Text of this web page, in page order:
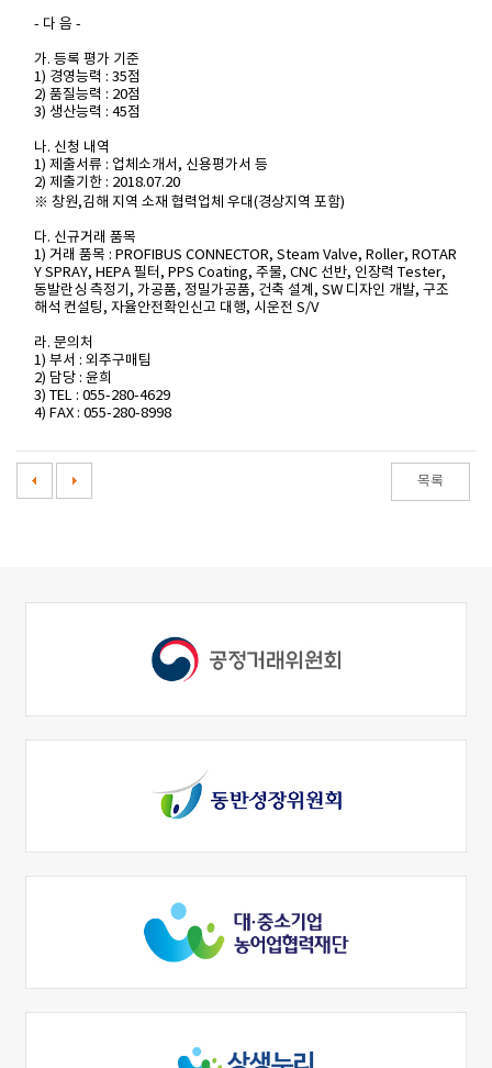
- 다 음 -
가. 등록 평가 기준
1) 경영능력 : 35점
2) 품질능력 : 20점
3) 생산능력 : 45점
나. 신청 내역
1) 제출서류 : 업체소개서, 신용평가서 등
2) 제출기한 : 2018.07.20
※ 창원,김해 지역 소재 협력업체 우대(경상지역 포함)
다. 신규거래 품목
1) 거래 품목 : PROFIBUS CONNECTOR, Steam Valve, Roller, ROTAR
Y SPRAY, HEPA 필터, PPS Coating, 주물, CNC 선반, 인장력 Tester,
동발란싱 측정기, 가공품, 정밀가공품, 건축 설계, SW 디자인 개발, 구조
해석 컨설팅, 자율안전확인신고 대행, 시운전 S/V
라. 문의처
1) 부서 : 외주구매팀
2) 담당 : 윤희
3) TEL : 055-280-4629
4) FAX : 055-280-8998
목록